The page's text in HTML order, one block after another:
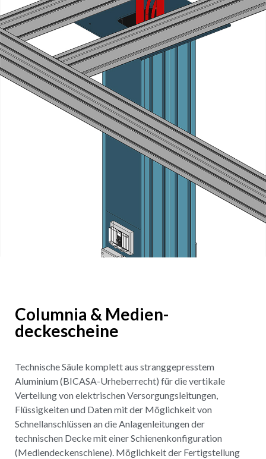
Columnia & Medien-
deckescheine
Technische Säule komplett aus stranggepresstem
Aluminium (BICASA-Urheberrecht) für die vertikale
Verteilung von elektrischen Versorgungsleitungen,
Flüssigkeiten und Daten mit der Möglichkeit von
Schnellanschlüssen an die Anlagenleitungen der
technischen Decke mit einer Schienenkonfiguration
(Mediendeckenschiene). Möglichkeit der Fertigstellung